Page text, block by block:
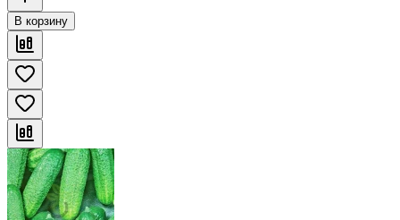
В корзину